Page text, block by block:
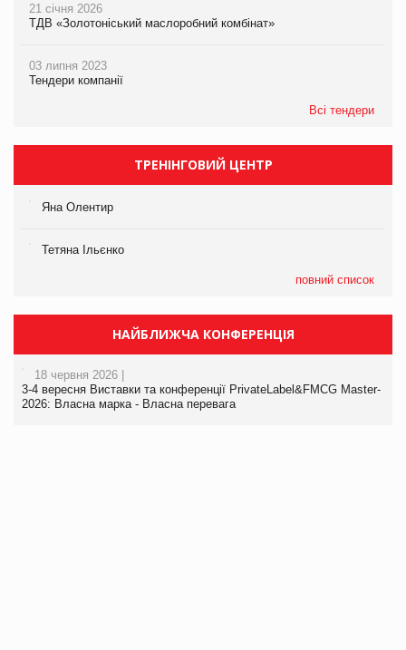
21 січня 2026
ТДВ «Золотоніський маслоробний комбінат»
03 липня 2023
Тендери компанії
Всі тендери
ТРЕНІНГОВИЙ ЦЕНТР
Яна Олентир
Тетяна Ільєнко
повний список
НАЙБЛИЖЧА КОНФЕРЕНЦІЯ
18 червня 2026 |
3-4 вересня Виставки та конференції PrivateLabel&FMCG Master-
2026: Власна марка - Власна перевага